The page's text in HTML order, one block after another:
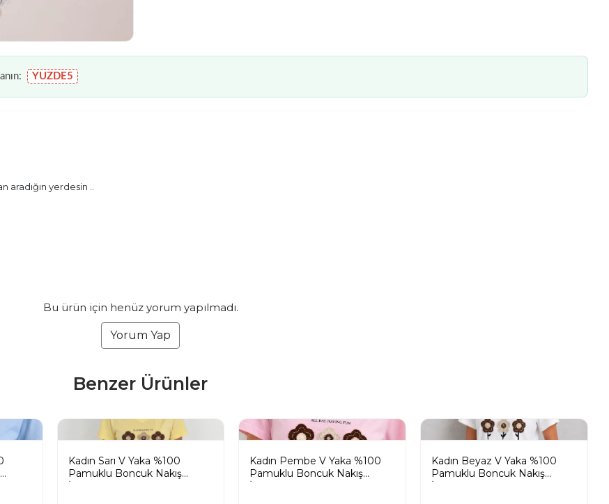
YUZDE5
aradığın yerdesin ..
Bu ürün için henüz yorum yapılmadı.
Yorum Yap
Benzer Ürünler
Kadın Sarı V Yaka %100
Pamuklu Boncuk Nakış
İşlemeli T-Shirt Çiçekli
Kadın Pembe V Yaka %100
Pamuklu Boncuk Nakış
İşlemeli T-Shirt Çiçekli
Kadın Beyaz V Yaka %100
Pamuklu Boncuk Nakış
İşlemeli T-Shirt Çiçekli